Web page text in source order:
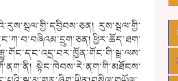
རུས་སྦལ་གྱི་
ཕྱིར་ཆོད་ཐག་
སྟེང་ཁེབས་རེ་ནག་གི་མཐོངས་